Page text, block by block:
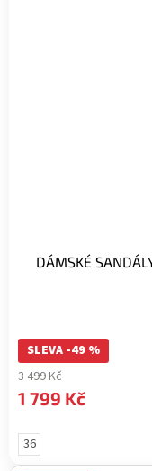
DÁMSKÉ
SLEVA -49 %
3 499 Kč
1 799 Kč
36